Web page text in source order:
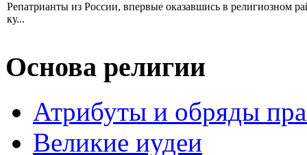
Репатрианты из России, впервые оказавшись в
ку...
Основа религии
Атрибуты и обряды
Великие иудеи